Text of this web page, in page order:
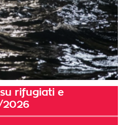
rifugiati e
2026